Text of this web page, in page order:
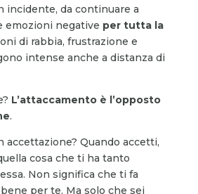
incidente, da continuare a
emozioni negative per tutta la
di rabbia, frustrazione e
intense anche a distanza di
L’attaccamento è l’opposto
.
accettazione? Quando accetti,
cosa che ti ha tanto
Non significa che ti fa
per te. Ma solo che sei